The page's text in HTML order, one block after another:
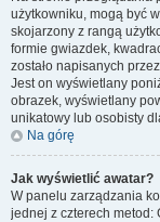
użytkowniku, mogą być
skojarzony z rangą
formie gwiazdek,
zostało napisanych
Jest on wyświetlany
obrazek, wyświetlany
unikatowy lub osobisty
Na górę
Jak wyświetlić awatar?
W panelu zarządzania
jednej z czterech metod: